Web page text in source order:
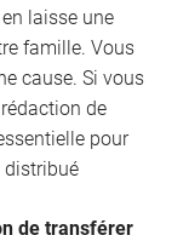
laisse une
famille. Vous
cause. Si vous
de
pour
distribué
de transférer